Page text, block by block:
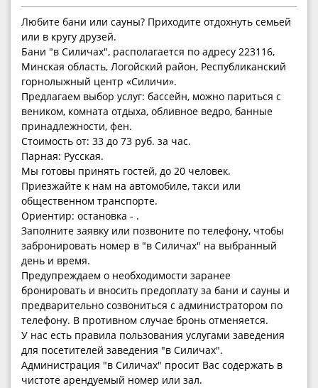
Любите бани или сауны? Приходите отдохнуть семьей
или в кругу друзей.
Бани "в Силичах", располагается по адресу 223116,
Минская область, Логойский район, Республиканский
горнолыжный центр «Силичи».
Предлагаем выбор услуг: бассейн, можно париться с
веником, комната отдыха, обливное ведро, банные
принадлежности, фен.
Стоимость от: 33 до 73 руб. за час.
Парная: Русская.
Мы готовы принять гостей, до 20 человек.
Приезжайте к нам на автомобиле, такси или
общественном транспорте.
Ориентир: остановка - .
Заполните заявку или позвоните по телефону, чтобы
забронировать номер в "в Силичах" на выбранный
день и время.
Предупреждаем о необходимости заранее
бронировать и вносить предоплату за бани и сауны и
предварительно созвониться с администратором по
телефону. В противном случае бронь отменяется.
У нас есть правила пользования услугами заведения
для посетителей заведения "в Силичах".
Администрация "в Силичах" просит Вас содержать в
чистоте арендуемый номер или зал.